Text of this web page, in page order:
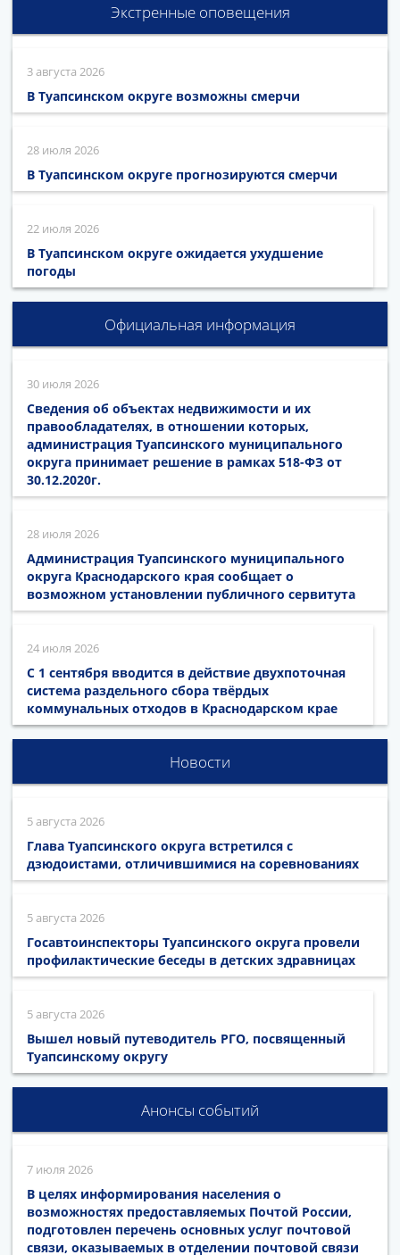
Экстренные оповещения
3 августа 2026
В Туапсинском округе возможны смерчи
28 июля 2026
В Туапсинском округе прогнозируются смерчи
22 июля 2026
В Туапсинском округе ожидается ухудшение
погоды
Официальная информация
30 июля 2026
Сведения об объектах недвижимости и их
правообладателях, в отношении которых,
администрация Туапсинского муниципального
округа принимает решение в рамках 518-ФЗ от
30.12.2020г.
28 июля 2026
Администрация Туапсинского муниципального
округа Краснодарского края сообщает о
возможном установлении публичного сервитута
24 июля 2026
С 1 сентября вводится в действие двухпоточная
система раздельного сбора твёрдых
коммунальных отходов в Краснодарском крае
Новости
5 августа 2026
Глава Туапсинского округа встретился с
дзюдоистами, отличившимися на соревнованиях
5 августа 2026
Госавтоинспекторы Туапсинского округа провели
профилактические беседы в детских здравницах
5 августа 2026
Вышел новый путеводитель РГО, посвященный
Туапсинскому округу
Анонсы событий
7 июля 2026
В целях информирования населения о
возможностях предоставляемых Почтой России,
подготовлен перечень основных услуг почтовой
связи, оказываемых в отделении почтовой связи